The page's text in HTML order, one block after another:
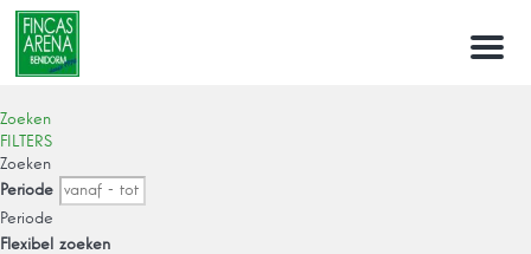
Menu
Zoeken
FILTERS
Zoeken
Periode
Periode
Flexibel zoeken